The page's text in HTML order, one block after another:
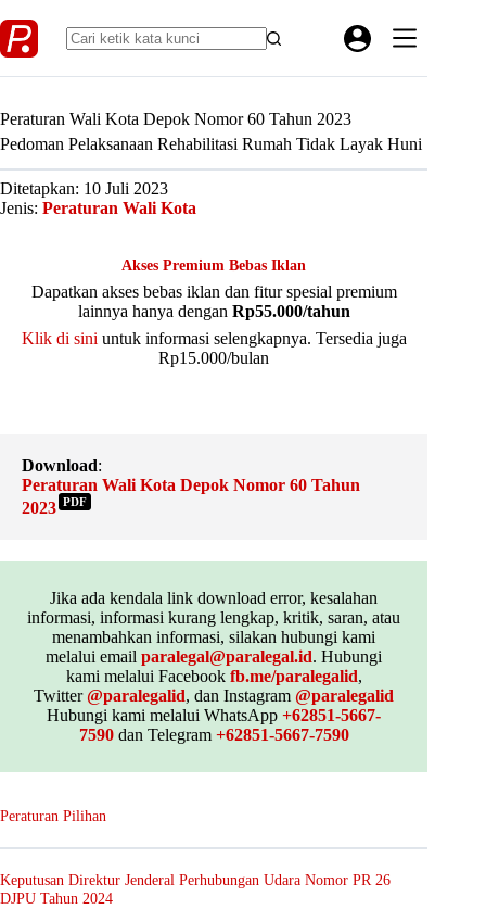
to
content
Peraturan Wali Kota Depok Nomor 60 Tahun 2023
Pedoman Pelaksanaan Rehabilitasi Rumah Tidak Layak Huni
Ditetapkan: 10 Juli 2023
Jenis: Peraturan Wali Kota
Akses Premium Bebas Iklan
Dapatkan akses bebas iklan dan fitur spesial premium
lainnya hanya dengan Rp55.000/tahun
Klik di sini untuk informasi selengkapnya. Tersedia juga
Rp15.000/bulan
Download:
Peraturan Wali Kota Depok Nomor 60 Tahun
2023 PDF
Jika ada kendala link download error, kesalahan
informasi, informasi kurang lengkap, kritik, saran, atau
menambahkan informasi, silakan hubungi kami
melalui emailparalegal@paralegal.id. Hubungi
kami melalui Facebook fb.me/paralegalid,
Twitter@paralegalid, dan Instagram@paralegalid
Hubungi kami melalui WhatsApp+62851-5667-
7590dan Telegram +62851-5667-7590
Peraturan Pilihan
Keputusan Direktur Jenderal Perhubungan Udara Nomor PR 26
DJPU Tahun 2024